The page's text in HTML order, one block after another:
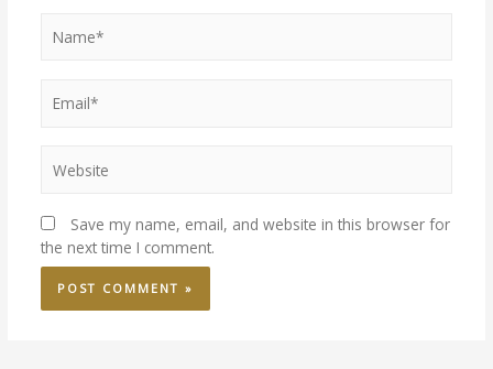
Save my name, email, and website in this browser for
the next time I comment.